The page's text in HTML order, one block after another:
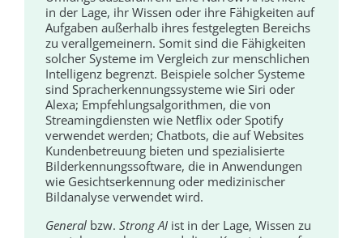
in der Lage, ihr Wissen oder ihre Fähigkeiten auf
Aufgaben außerhalb ihres festgelegten Bereichs
zu verallgemeinern. Somit sind die Fähigkeiten
solcher Systeme im Vergleich zur menschlichen
Intelligenz begrenzt. Beispiele solcher Systeme
sind Spracherkennungssysteme wie Siri oder
Alexa; Empfehlungsalgorithmen, die von
Streamingdiensten wie Netflix oder Spotify
verwendet werden; Chatbots, die auf Websites
Kundenbetreuung bieten und spezialisierte
Bilderkennungssoftware, die in Anwendungen
wie Gesichtserkennung oder medizinischer
Bildanalyse verwendet wird.
General bzw.Strong AI ist in der Lage, Wissen zu